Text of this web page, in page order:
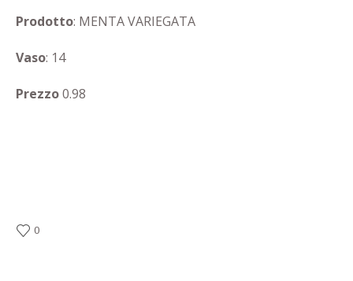
Prodotto: MENTA VARIEGATA
Vaso: 14
Prezzo0.98
0